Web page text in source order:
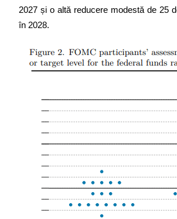
2027 și o altă reducere modestă de 25
în 2028.